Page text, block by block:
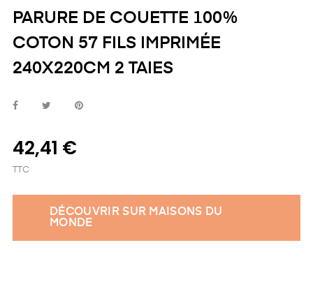
PARURE DE COUETTE 100%
COTON 57 FILS IMPRIMÉE
240X220CM 2 TAIES
42,41 €
TTC
DÉCOUVRIR SUR MAISONS DU
MONDE